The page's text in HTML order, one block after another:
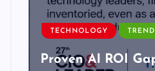
TECHNOLOGY
Proven AI ROI